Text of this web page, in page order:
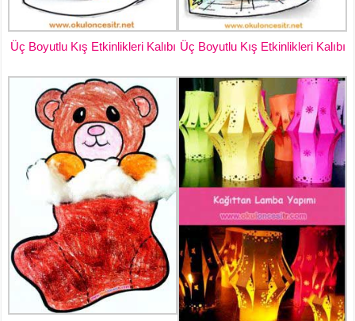
Üç Boyutlu Kış Etkinlikleri Kalıbı Üç Boyutlu Kış Etkinlikleri Kalıbı